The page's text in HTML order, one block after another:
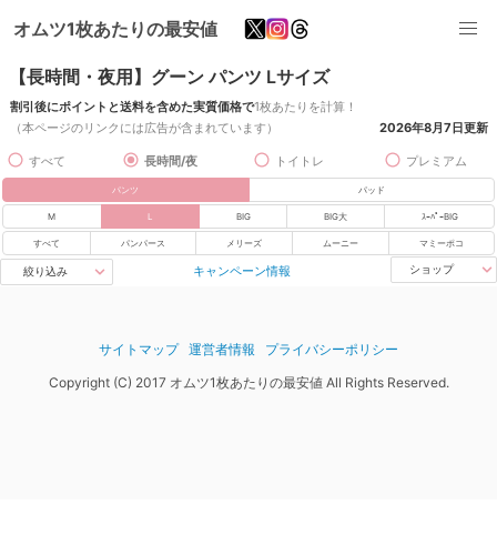
オムツ1枚あたりの最安値
【長時間・夜用】グーン パンツ Lサイズ
割引後にポイントと送料を含めた実質価格で1枚あたりを計算！
（本ページのリンクには広告が含まれています）
2026年8月7日更新
すべて 長時間/夜 トイトレ プレミアム
パンツ パッド
M L BIG BIG大 ｽｰﾊﾟｰBIG
すべて パンパース メリーズ ムーニー マミーポコ
絞り込み キャンペーン情報 ショップ
サイトマップ 運営者情報
プライバシーポリシー
Copyright (C) 2017 オムツ1枚あたりの最安値 All Rights Reserved.